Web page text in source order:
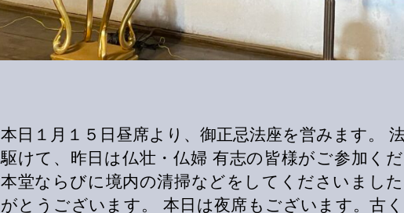
本日１月１５日昼席より、御正忌法座を営みます。
駆けて、昨日は仏壮・仏婦 有志の皆様がご参加く
本堂ならびに境内の清掃などをしてくださいまし
がとうございます。 本日は夜席もございます。古